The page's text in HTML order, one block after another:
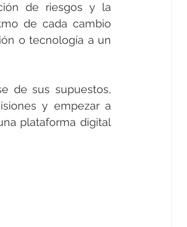
de riesgos y la
de cada cambio
o tecnología a un
de sus supuestos,
y empezar a
plataforma digital